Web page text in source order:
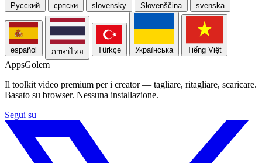
Русский српски slovensky Slovenščina svenska
español ภาษาไทย Türkçe Українська Tiếng Việt
AppsGolem
Il toolkit video premium per i creator — tagliare, ritagliare, scaricare.
Basato su browser. Nessuna installazione.
Segui su